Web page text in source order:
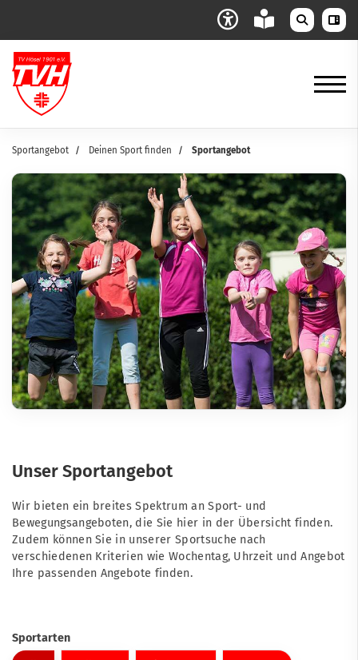
Sportangebot Deinen Sport finden Sportangebot
Unser Sportangebot
Wir bieten ein breites Spektrum an Sport- und
Bewegungsangeboten, die Sie hier in der Übersicht finden.
Zudem können Sie in unserer Sportsuche nach
verschiedenen Kriterien wie Wochentag, Uhrzeit und Angebot
Ihre passenden Angebote finden.
Sportarten